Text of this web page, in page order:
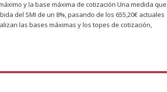
y la base máxima de cotización Una medida
del SMI de un 8%, pasando de los 655,20€ actuales
las bases máximas y los topes de cotización,